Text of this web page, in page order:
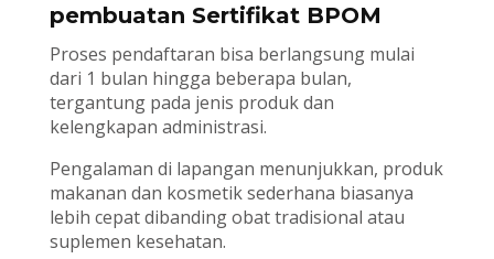
pembuatan Sertifikat BPOM
Proses pendaftaran bisa berlangsung mulai
dari 1 bulan hingga beberapa bulan,
tergantung pada jenis produk dan
kelengkapan administrasi.
Pengalaman di lapangan menunjukkan, produk
makanan dan kosmetik sederhana biasanya
lebih cepat dibanding obat tradisional atau
suplemen kesehatan.